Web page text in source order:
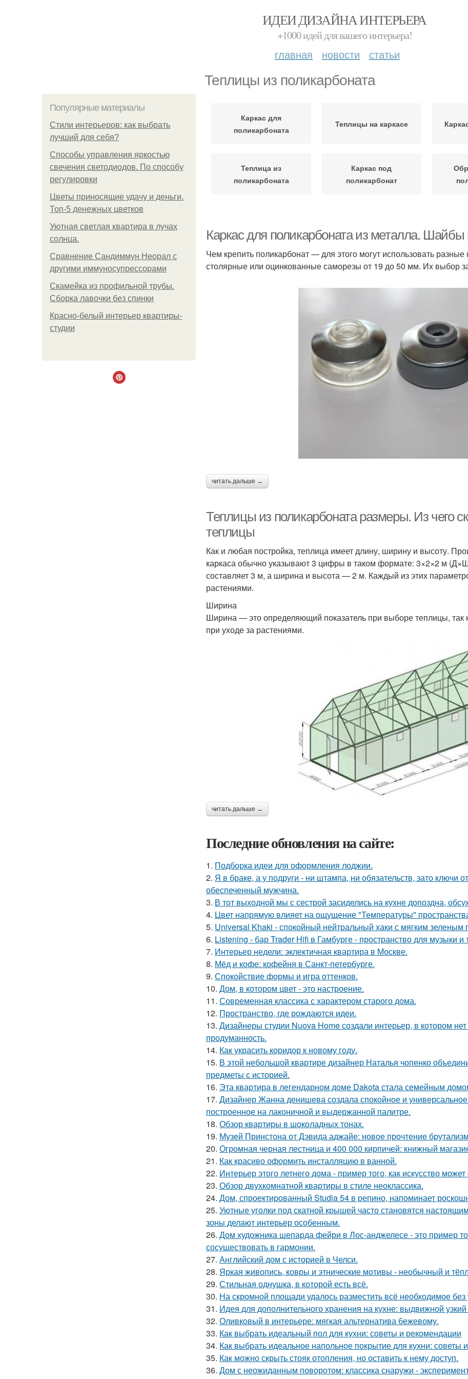
ИДЕИ ДИЗАЙНА ИНТЕРЬЕРА
+1000 идей для вашего интерьера!
главная новости статьи
Теплицы из поликарбоната
Популярные материалы
Стили интерьеров: как выбрать
лучший для себя?
Способы управления яркостью
свечения светодиодов. По способу
регулировки
Цветы приносящие удачу и деньги.
Топ-5 денежных цветков
Уютная светлая квартира в лучах
солнца.
Сравнение Сандиммун Неорал с
другими иммуносупрессорами
Скамейка из профильной трубы.
Сборка лавочки без спинки
Красно-белый интерьер квартиры-
студии
Каркас для
поликарбоната
Теплицы на каркасе
Теплица из
поликарбоната
Каркас под
поликарбонат
теплицы
Чертежи теплицы из
Каркас для поликарбоната из металла.
Чем крепить поликарбонат — для этого могут использовать
столярные или оцинкованные саморезы от 19 до 50 мм. Их выбор
читать дальше →
Теплицы из поликарбоната размеры. Из чего
теплицы
Как и любая постройка, теплица имеет длину, ширину и высоту.
каркаса обычно указывают 3 цифры в таком формате: 3×2×2 м
составляет 3 м, а ширина и высота — 2 м. Каждый из этих
растениями.
Ширина
Ширина — это определяющий показатель при выборе теплицы, так
при уходе за растениями.
читать дальше →
Последние обновления на сайте:
1. Подборка идеи для оформления лоджии.
2. Я в браке, а у подруги - ни штампа, ни обязательств, зато ключи
обеспеченный мужчина.
3. В тот выходной мы с сестрой засиделись на кухне допоздна,
4. Цвет напрямую влияет на ощущение "Температуры"
5. Universal Khaki - спокойный нейтральный хаки с мягким зеленым
6. Listening - бар Trader Hifi в Гамбурге - пространство для музыки
7. Интерьер недели: эклектичная квартира в Москве.
8. Мёд и кофе: кофейня в Санкт-петербурге.
9. Спокойствие формы и игра оттенков.
10. Дом, в котором цвет - это настроение.
11. Современная классика с характером старого дома.
12. Пространство, где рождаются идеи.
13. Дизайнеры студии Nuova Home создали интерьер, в котором
продуманность.
14. Как украсить коридор к новому году.
15. В этой небольшой квартире дизайнер Наталья чопенко
предметы с историей.
16. Эта квартира в легендарном доме Dakota стала семейным
17. Дизайнер Жанна денишева создала спокойное и
построенное на лаконичной и выдержанной палитре.
18. Обзор квартиры в шоколадных тонах.
19. Музей Принстона от Дэвида аджайе: новое прочтение
20. Огромная черная лестница и 400 000 кирпичей: книжный
21. Как красиво оформить инсталляцию в ванной.
22. Интерьер этого летнего дома - пример того, как искусство
23. Обзор двухкомнатной квартиры в стиле неоклассика.
24. Дом, спроектированный Studia 54 в репино, напоминает
25. Уютные уголки под скатной крышей часто становятся
зоны делают интерьер особенным.
26. Дом художника шепарда фейри в Лос-анджелесе - это пример
сосуществовать в гармонии.
27. Английский дом с историей в Челси.
28. Яркая живопись, ковры и этнические мотивы - необычный и
29. Стильная однушка, в которой есть всё.
30. На скромной площади удалось разместить всё необходимое
31. Идея для дополнительного хранения на кухне: выдвижной
32. Оливковый в интерьере: мягкая альтернатива бежевому.
33. Как выбрать идеальный пол для кухни: советы и рекомендации
34. Как выбрать идеальное напольное покрытие для кухни: советы
35. Как можно скрыть стояк отопления, но оставить к нему доступ.
36. Дом с неожиданным поворотом: классика снаружи -